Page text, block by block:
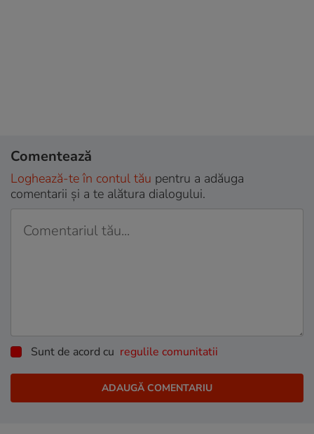
Comentează
Loghează-te în contul tău pentru a adăuga
comentarii și a te alătura dialogului.
Sunt de acord cu regulile comunitatii